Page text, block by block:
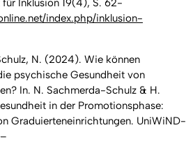
Inklusion 19(4), S. 62-
index.php/inklusion-
N. (2024). Wie können
psychische Gesundheit von
In. N. Sachmerda-Schulz & H.
in der Promotionsphase:
Graduierteneinrichtungen. UniWiND-